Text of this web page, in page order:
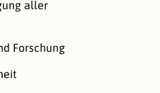
aller
Forschung